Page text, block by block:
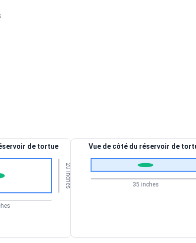
20 inches
de tortue
35 inches
Vue de côté du réservoir de